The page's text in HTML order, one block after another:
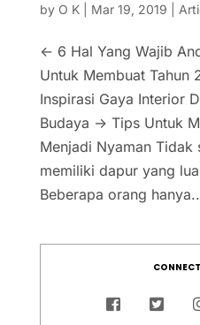
by O K| Mar 19, 2019
← 6 Hal Yang Wajib
Untuk Membuat Tahun
Inspirasi Gaya Interior
Budaya → Tips Untuk
Menjadi Nyaman Tidak
memiliki dapur yang
Beberapa orang